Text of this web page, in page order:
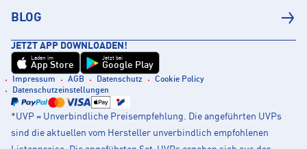
BLOG
JETZT APP DOWNLOADEN!
Laden im
App Store
Jetzt bei
Google Play
Impressum AGB Datenschutz
Cookie Policy
Datenschutzeinstellungen
*UVP = Unverbindliche Preisempfehlung. Die angeführten UVPs
sind die aktuellen vom Hersteller unverbindlich empfohlenen